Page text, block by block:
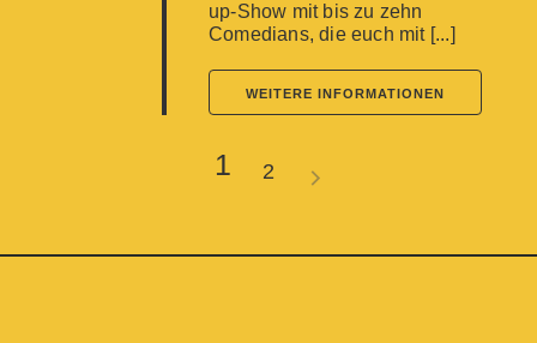
up-Show mit bis zu zehn
Comedians, die euch mit [...]
WEITERE INFORMATIONEN
1 2